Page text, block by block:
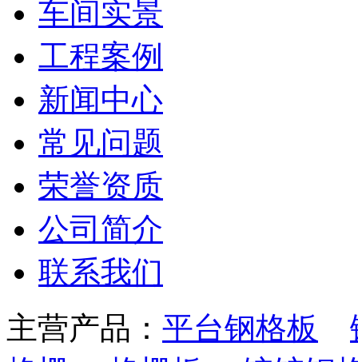
车间实景
工程案例
新闻中心
常见问题
荣誉资质
公司简介
联系我们
主营产品： 平台钢格板